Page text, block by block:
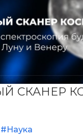
#Наука